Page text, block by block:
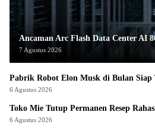
Ancaman Arc Flash Data Center AI
7 Agustus 2026
Pabrik Robot Elon Musk di Bulan Siap
6 Agustus 2026
Toko Mie Tutup Permanen Resep
6 Agustus 2026